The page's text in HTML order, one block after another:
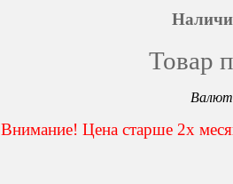
Товар
Внимание! Цена старше 2х